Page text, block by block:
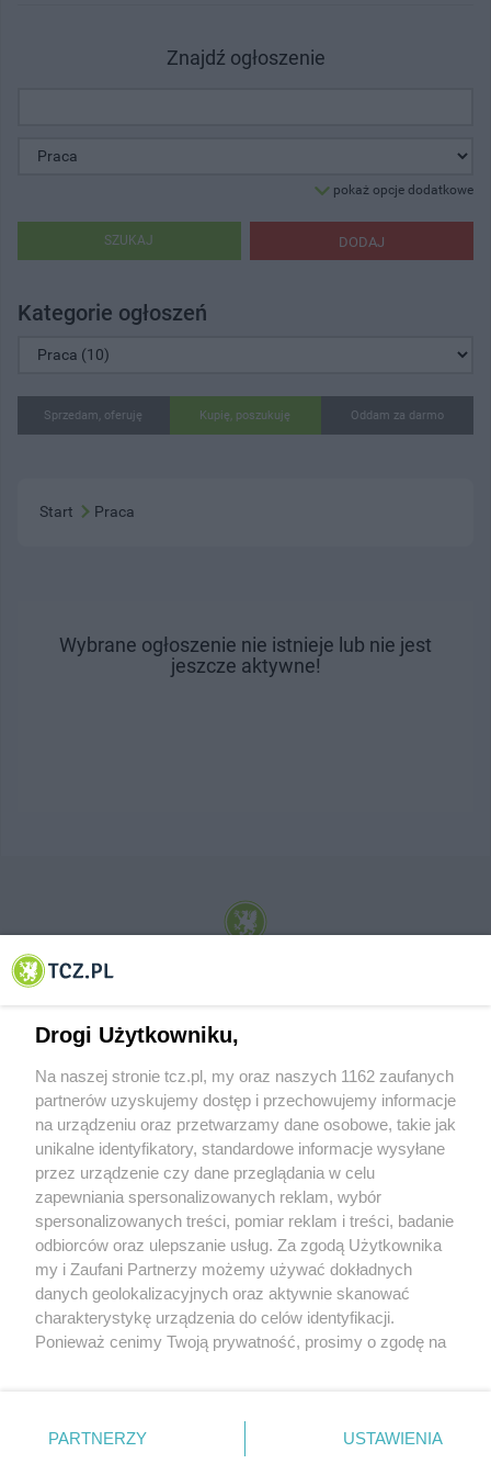
Znajdź ogłoszenie
pokaż opcje dodatkowe
DODAJ
SZUKAJ
Kategorie ogłoszeń
Sprzedam, oferuję Kupię, poszukuję Oddam za darmo
Start Praca
Wybrane ogłoszenie nie istnieje lub nie jest
jeszcze aktywne!
© 2001-2026 Tczew - TCZ.PL Sp. z o.o. Internetowy Serwis Informacyjny Miasta
O FIRMIE POLITYKA PRYWATNOŚCI HOSTING
REKLAMA WSPÓŁPRACA RSS FACEBOOK KONTAKT
Nasze serwisy
Aktualności
Tcz24
Historia miasta
Muzyka i kultura
Archiwum wydarzeń
Zdjęcia miasta
Drogi Użytkowniku,
Na naszej stronie tcz.pl, my oraz naszych 1162 zaufanych
partnerów uzyskujemy dostęp i przechowujemy informacje
na urządzeniu oraz przetwarzamy dane osobowe, takie jak
unikalne identyfikatory, standardowe informacje wysyłane
przez urządzenie czy dane przeglądania w celu
zapewniania spersonalizowanych reklam, wybór
spersonalizowanych treści, pomiar reklam i treści, badanie
odbiorców oraz ulepszanie usług. Za zgodą Użytkownika
my i Zaufani Partnerzy możemy używać dokładnych
danych geolokalizacyjnych oraz aktywnie skanować
charakterystykę urządzenia do celów identyfikacji.
Ponieważ cenimy Twoją prywatność, prosimy o zgodę na
znajdujący się w lewym dolnym rogu strony
. Niektóre
PARTNERZY USTAWIENIA